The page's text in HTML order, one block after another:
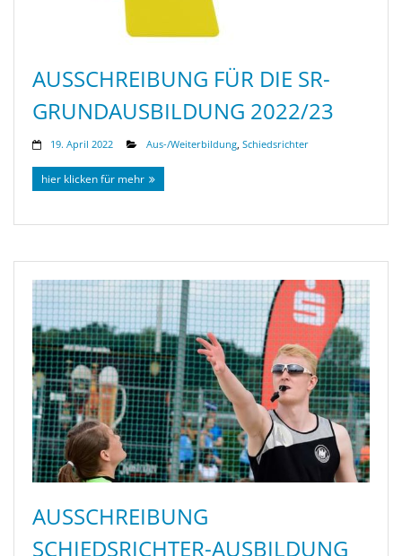
AUSSCHREIBUNG FÜR DIE SR-
GRUNDAUSBILDUNG 2022/23
19. April 2022 Aus-/Weiterbildung, Schiedsrichter
hier klicken für mehr
AUSSCHREIBUNG
SCHIEDSRICHTER-AUSBILDUNG